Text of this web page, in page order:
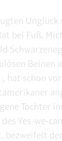
Unglück
bei Fuß.
Beinen
, hat schon
Tochter
Yes-we-
bezweifelt der